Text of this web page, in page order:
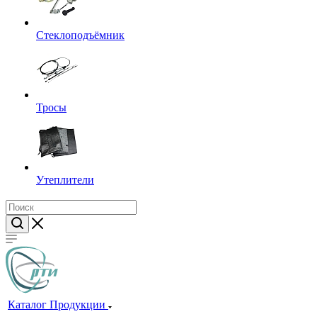
Стеклоподъёмник
Тросы
Утеплители
Каталог Продукции